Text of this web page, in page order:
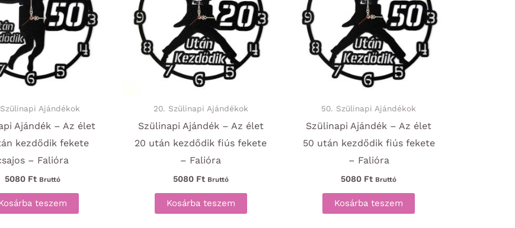
Ajándékok
Ajándék – Az élet
kezdődik fekete
– Falióra
5080 Ft Bruttó
teszem
20. Szülinapi Ajándékok
Szülinapi Ajándék – Az élet
20 után kezdődik fiús fekete
– Falióra
5080 Ft Bruttó
Kosárba teszem
50. Szülinapi Ajándékok
Szülinapi Ajándék – Az élet
50 után kezdődik fiús fekete
– Falióra
5080 Ft Bruttó
Kosárba teszem